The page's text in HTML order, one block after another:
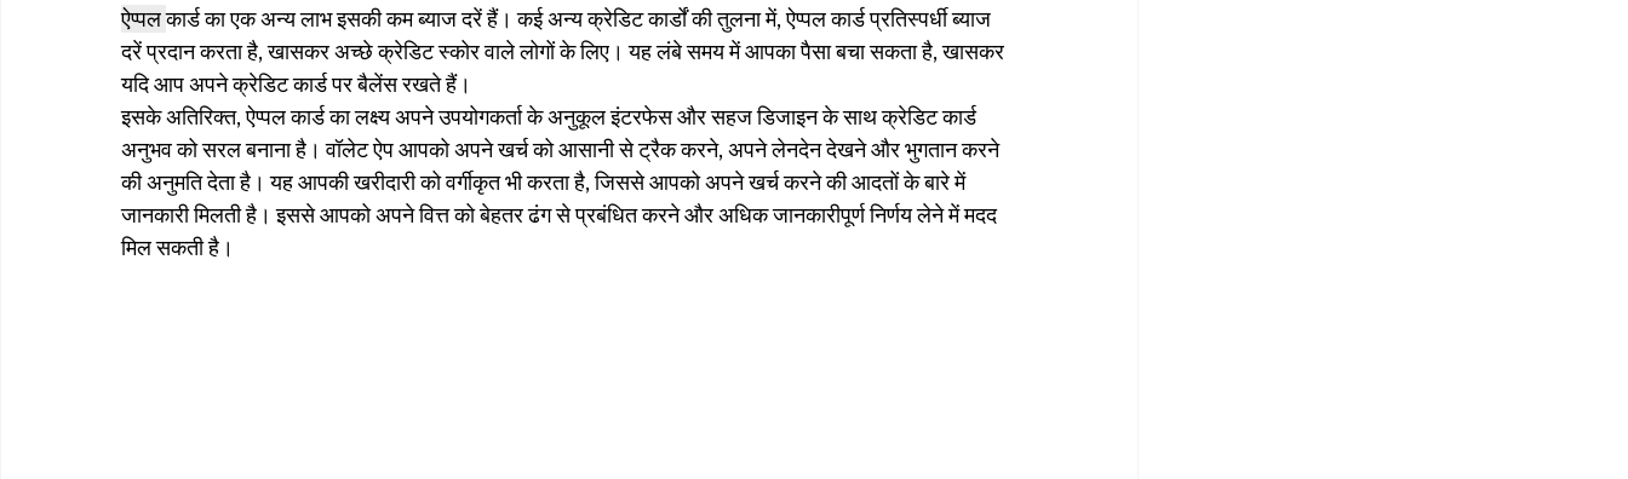
ऐप्पल कार्ड का एक अन्य लाभ इसकी कम ब्याज दरें हैं। कई अन्य क्रेडिट कार्डों की तुलना में, ऐप्पल कार्ड प्रतिस्पर्धी ब्याज
दरें प्रदान करता है, खासकर अच्छे क्रेडिट स्कोर वाले लोगों के लिए। यह लंबे समय में आपका पैसा बचा सकता है, खासकर
यदि आप अपने क्रेडिट कार्ड पर बैलेंस रखते हैं।
इसके अतिरिक्त, ऐप्पल कार्ड का लक्ष्य अपने उपयोगकर्ता के अनुकूल इंटरफेस और सहज डिजाइन के साथ क्रेडिट कार्ड
अनुभव को सरल बनाना है। वॉलेट ऐप आपको अपने खर्च को आसानी से ट्रैक करने, अपने लेनदेन देखने और भुगतान करने
की अनुमति देता है। यह आपकी खरीदारी को वर्गीकृत भी करता है, जिससे आपको अपने खर्च करने की आदतों के बारे में
जानकारी मिलती है। इससे आपको अपने वित्त को बेहतर ढंग से प्रबंधित करने और अधिक जानकारीपूर्ण निर्णय लेने में मदद
मिल सकती है।